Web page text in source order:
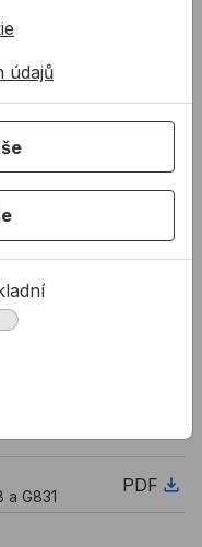
profilů při
kovové povrchy
G831
PDF
údajů